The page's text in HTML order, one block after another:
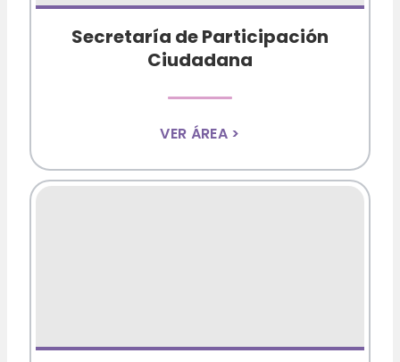
Secretaría de Participación
Ciudadana
VER ÁREA >